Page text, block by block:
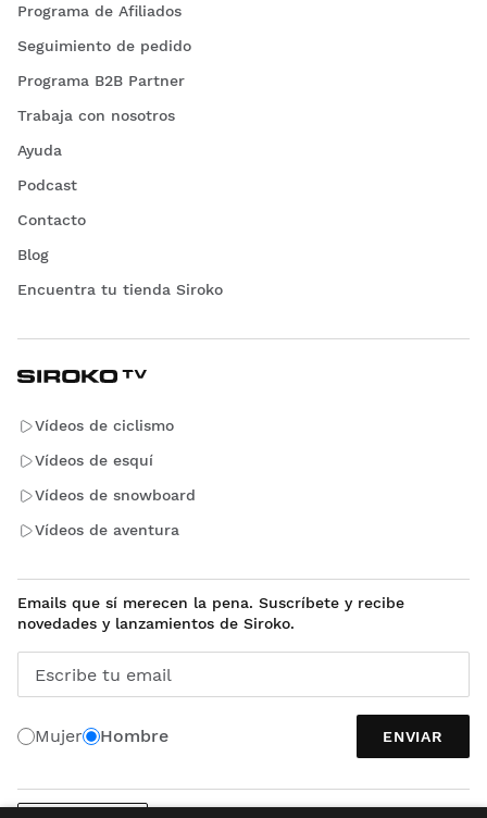
Programa de Afiliados
Seguimiento de pedido
Programa B2B Partner
Trabaja con nosotros
Ayuda
Podcast
Contacto
Blog
Encuentra tu tienda Siroko
Vídeos de ciclismo
Vídeos de esquí
Vídeos de snowboard
Vídeos de aventura
Emails que sí merecen la pena. Suscríbete y recibe
novedades y lanzamientos de Siroko.
Escribe tu email
Mujer Hombre ENVIAR